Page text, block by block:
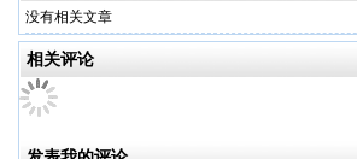
没有相关文章
相关评论